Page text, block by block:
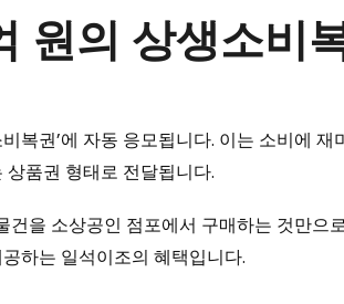
원의 상생소비
복권’에 자동 응모됩니다. 이는 소비에
품권 형태로 전달됩니다.
을 소상공인 점포에서 구매하는 것만
하는 일석이조의 혜택입니다.